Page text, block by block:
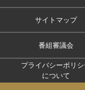
サイトマップ
番組審議会
プライバシーポリシ
について